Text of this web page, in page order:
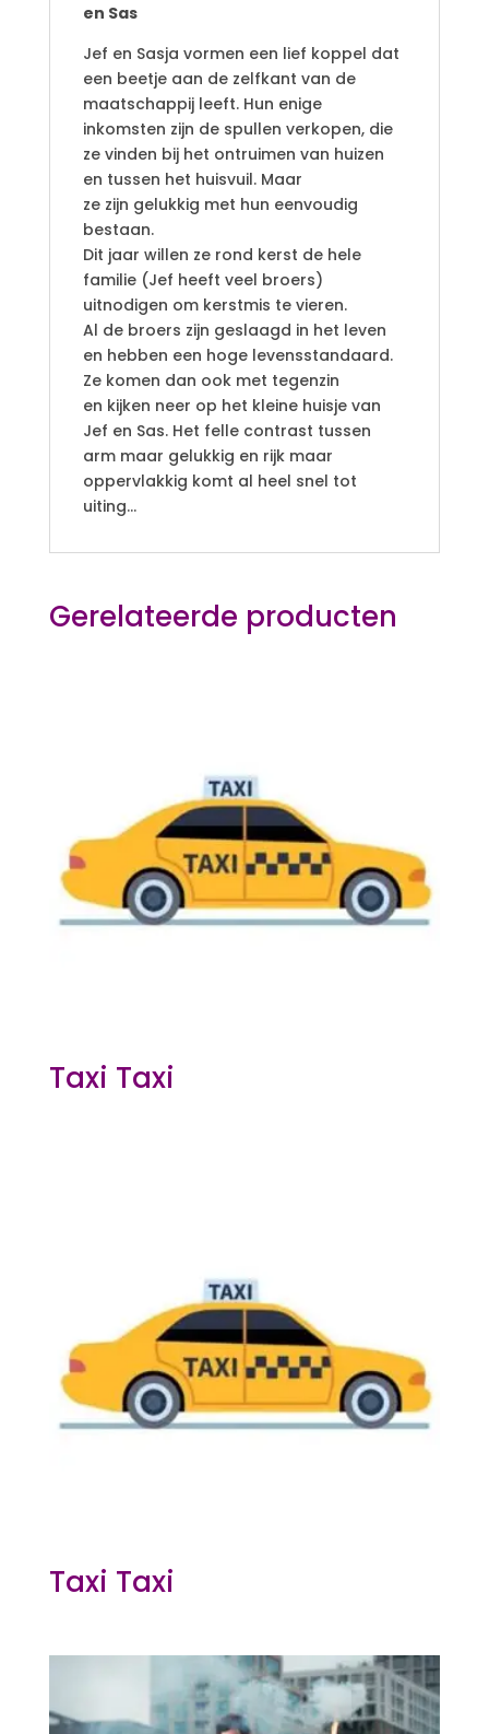
en Sas
Jef en Sasja vormen een lief koppel dat
een beetje aan de zelfkant van de
maatschappij leeft. Hun enige
inkomsten zijn de spullen verkopen, die
ze vinden bij het ontruimen van huizen
en tussen het huisvuil. Maar
ze zijn gelukkig met hun eenvoudig
bestaan.
Dit jaar willen ze rond kerst de hele
familie (Jef heeft veel broers)
uitnodigen om kerstmis te vieren.
Al de broers zijn geslaagd in het leven
en hebben een hoge levensstandaard.
Ze komen dan ook met tegenzin
en kijken neer op het kleine huisje van
Jef en Sas. Het felle contrast tussen
arm maar gelukkig en rijk maar
oppervlakkig komt al heel snel tot
uiting…
Gerelateerde producten
Taxi Taxi
Taxi Taxi